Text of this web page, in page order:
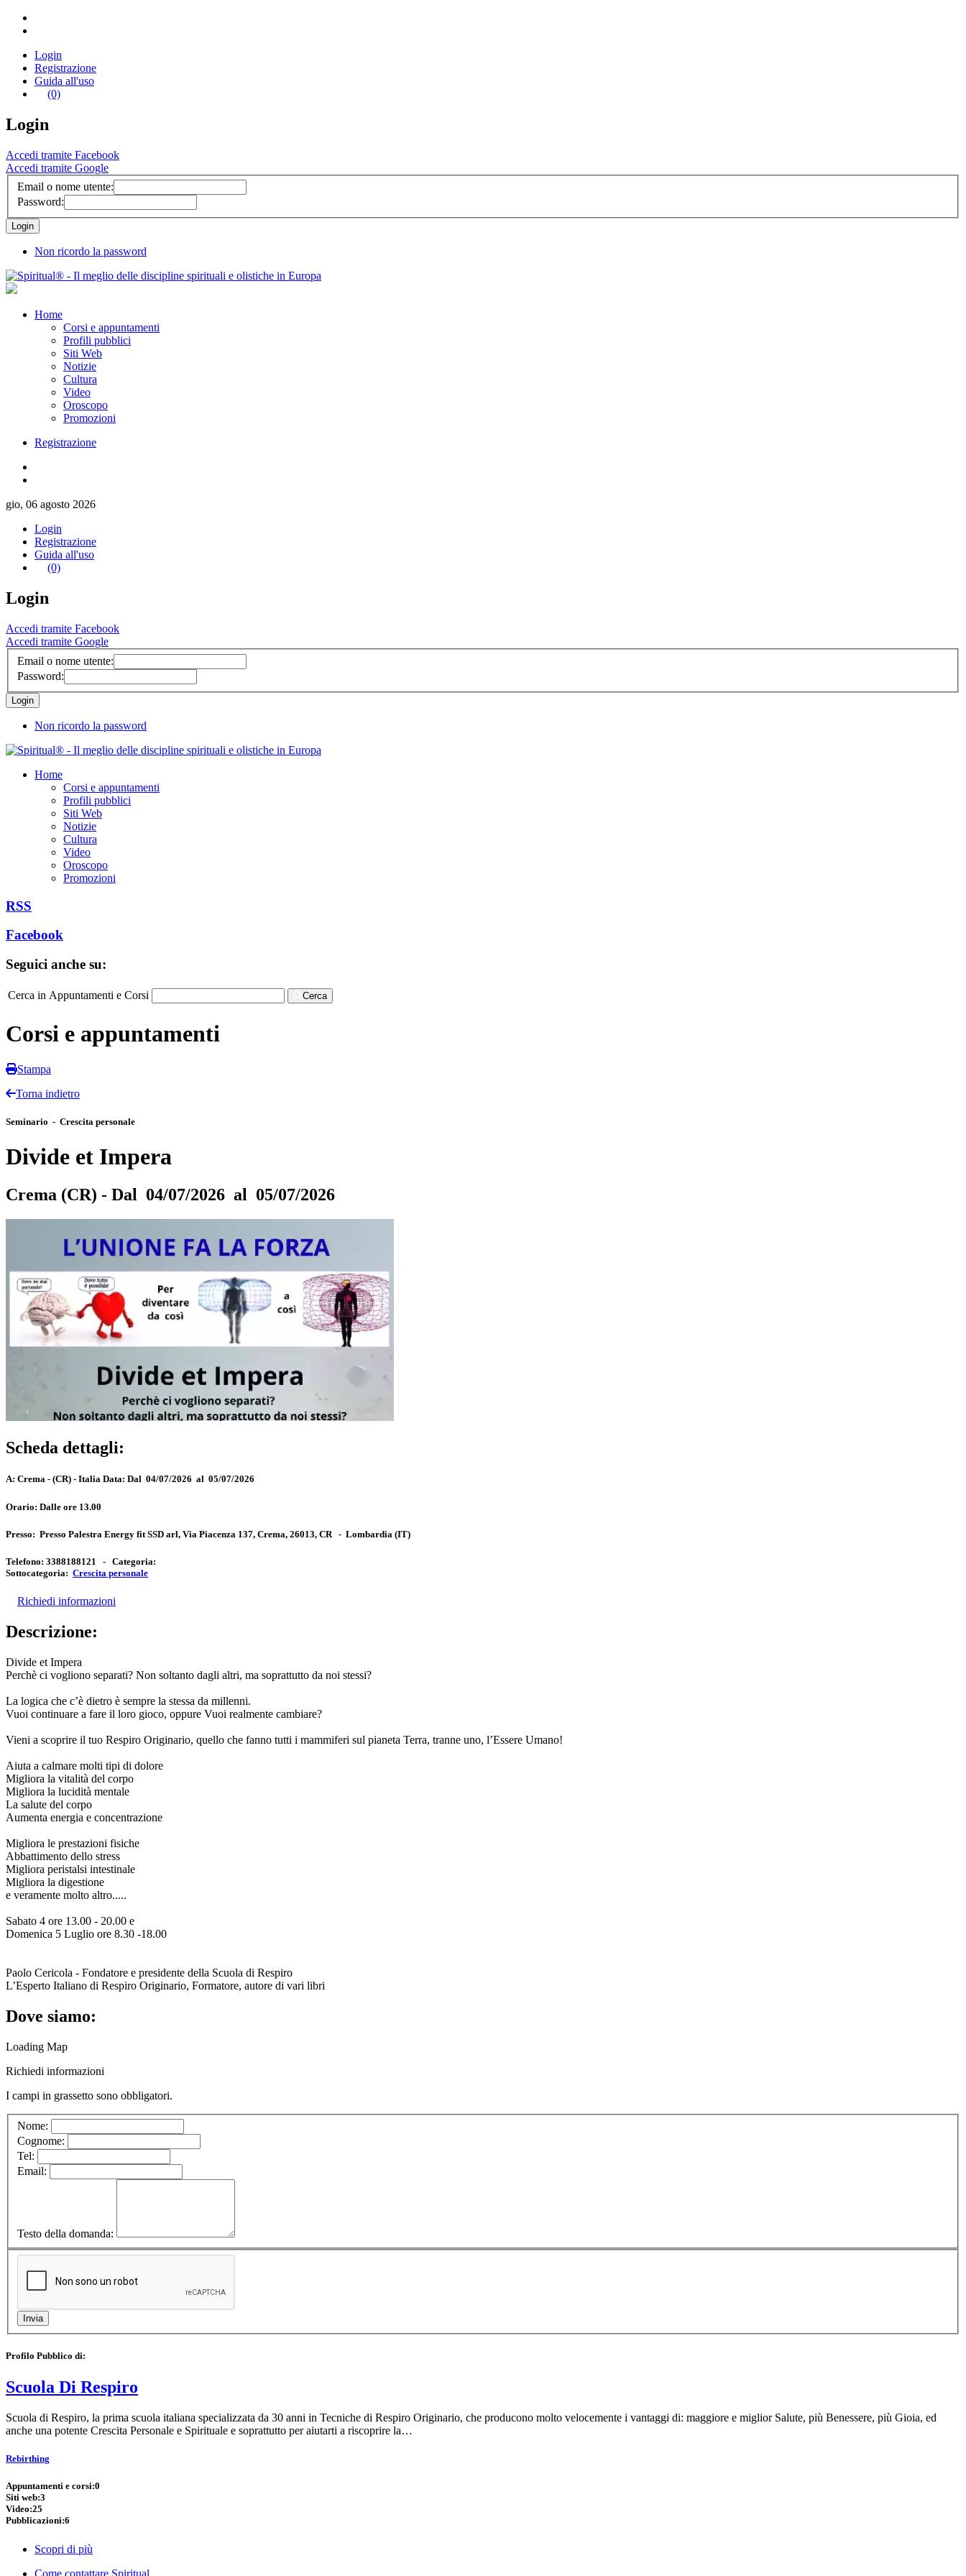
Login
Registrazione
Guida all'uso
(0)
Login
Accedi tramite Facebook
Accedi tramite Google
Email o nome utente:
Password:
Non ricordo la password
Home
Corsi e appuntamenti
Profili pubblici
Siti Web
Notizie
Cultura
Video
Oroscopo
Promozioni
Registrazione
gio, 06 agosto 2026
Login
Registrazione
Guida all'uso
(0)
Login
Accedi tramite Facebook
Accedi tramite Google
Email o nome utente:
Password:
Non ricordo la password
Home
Corsi e appuntamenti
Profili pubblici
Siti Web
Notizie
Cultura
Video
Oroscopo
Promozioni
RSS
Facebook
Seguici anche su:
Cerca in Appuntamenti e Corsi Cerca
Corsi e appuntamenti
Stampa
Torna indietro
Seminario - Crescita personale
Divide et Impera
Crema (CR) - Dal 04/07/2026 al 05/07/2026
Scheda dettagli:
A: Crema - (CR) - Italia Data: Dal 04/07/2026 al 05/07/2026
Orario: Dalle ore 13.00
Presso: Presso Palestra Energy fit SSD arl, Via Piacenza 137, Crema, 26013, CR - Lombardia (IT)
Telefono: 3388188121 - Categoria:
Sottocategoria: Crescita personale
Richiedi informazioni
Descrizione:
Divide et Impera
Perchè ci vogliono separati? Non soltanto dagli altri, ma soprattutto da noi stessi?
La logica che c’è dietro è sempre la stessa da millenni.
Vuoi continuare a fare il loro gioco, oppure Vuoi realmente cambiare?
Vieni a scoprire il tuo Respiro Originario, quello che fanno tutti i mammiferi sul pianeta Terra, tranne uno, l’Essere Umano!
Aiuta a calmare molti tipi di dolore
Migliora la vitalità del corpo
Migliora la lucidità mentale
La salute del corpo
Aumenta energia e concentrazione
Migliora le prestazioni fisiche
Abbattimento dello stress
Migliora peristalsi intestinale
Migliora la digestione
e veramente molto altro.....
Sabato 4 ore 13.00 - 20.00 e
Domenica 5 Luglio ore 8.30 -18.00
Paolo Cericola - Fondatore e presidente della Scuola di Respiro
L’Esperto Italiano di Respiro Originario, Formatore, autore di vari libri
Dove siamo:
Loading Map
Richiedi informazioni
I campi in grassetto sono obbligatori.
Nome:
Cognome:
Tel:
Email:
Testo della domanda:
Profilo Pubblico di:
Scuola Di Respiro
Scuola di Respiro, la prima scuola italiana specializzata da 30 anni in Tecniche di Respiro Originario, che producono molto velocemente i vantaggi di: maggiore e miglior Salute, più Benessere, più Gioia, ed
anche una potente Crescita Personale e Spirituale e soprattutto per aiutarti a riscoprire la…
Rebirthing
Appuntamenti e corsi:0
Siti web:3
Video:25
Pubblicazioni:6
Scopri di più
Come contattare Spiritual